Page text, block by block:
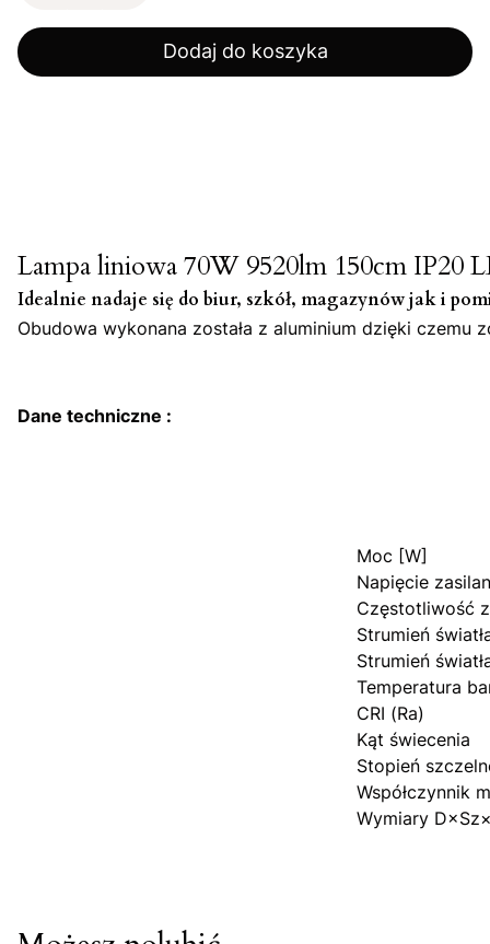
Dodaj do koszyka
Lampa liniowa 70W 9520lm 150cm IP20
Idealnie nadaje się do biur, szkół, magazynów jak i
Obudowa wykonana została z aluminium dzięki
Dane techniczne :
Moc [W]
Napięcie
Częstotliwość
Strumień
Strumień
Temperatura
CRI (Ra)
Kąt świecenia
Stopień
Współczynnik
Wymiary